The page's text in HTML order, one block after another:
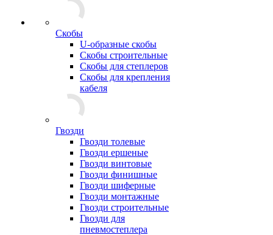
Скобы
U-образные скобы
Скобы строительные
Скобы для степлеров
Скобы для крепления
кабеля
Гвозди
Гвозди толевые
Гвозди ершеные
Гвозди винтовые
Гвозди финишные
Гвозди шиферные
Гвозди монтажные
Гвозди строительные
Гвозди для
пневмостеплера